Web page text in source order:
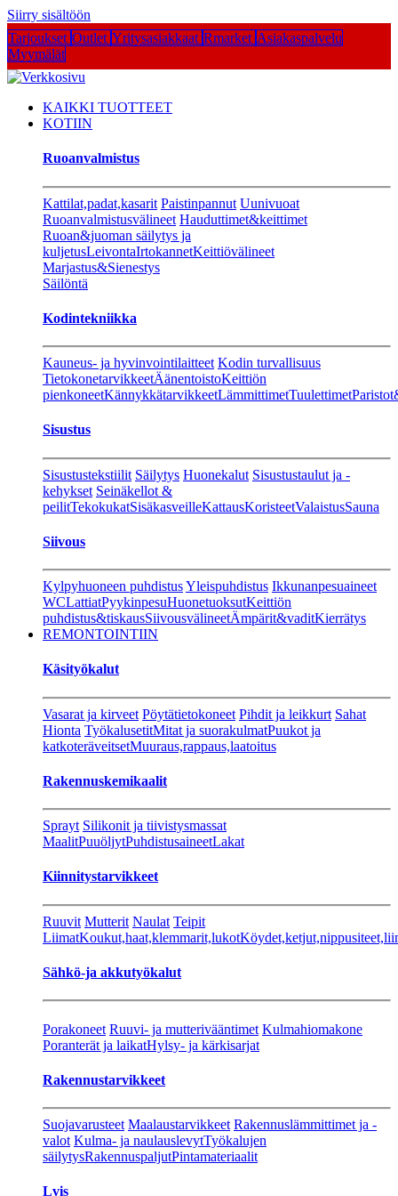
Siirry sisältöön
Tarjoukset Outlet Yritysasiakkaat Rmarket Asiakaspalvelu
Myymälät
KAIKKI TUOTTEET
KOTIIN
Ruoanvalmistus
Kattilat,padat,kasarit Paistinpannut Uunivuoat
Ruoanvalmistusvälineet Hauduttimet&keittimet
Ruoan&juoman säilytys ja
kuljetusLeivontaIrtokannetKeittiövälineet
Marjastus&Sienestys
Säilöntä
Kodintekniikka
Kauneus- ja hyvinvointilaitteet Kodin turvallisuus
TietokonetarvikkeetÄänentoistoKeittiön
pienkoneetKännykkätarvikkeetLämmittimetTuulettimet
Sisustus
Sisustustekstiilit Säilytys Huonekalut Sisustustaulut ja -
kehykset Seinäkellot &
peilitTekokukatSisäkasveilleKattausKoristeetValaistusSauna
Siivous
Kylpyhuoneen puhdistusYleispuhdistus Ikkunanpesuaineet
WCLattiatPyykinpesuHuonetuoksutKeittiön
puhdistus&tiskausSiivousvälineetÄmpärit&vaditKierrätys
REMONTOINTIIN
Käsityökalut
Vasarat ja kirveet Pöytätietokoneet Pihdit ja leikkurt Sahat
Hionta TyökalusetitMitat ja suorakulmatPuukot ja
katkoteräveitsetMuuraus,rappaus,laatoitus
Rakennuskemikaalit
Sprayt Silikonit ja tiivistysmassat
MaalitPuuöljytPuhdistusaineetLakat
Kiinnitystarvikkeet
Ruuvit Mutterit Naulat Teipit
LiimatKoukut,haat,klemmarit,lukot
Sähkö-ja akkutyökalut
Porakoneet Ruuvi- ja mutterivääntimet Kulmahiomakone
Poranterät ja laikatHylsy- ja kärkisarjat
Rakennustarvikkeet
Suojavarusteet Maalaustarvikkeet Rakennuslämmittimet ja -
valot Kulma- ja naulauslevytTyökalujen
säilytysRakennuspaljutPintamateriaalit
Lvis